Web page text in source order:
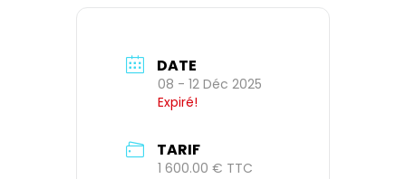
DATE
08 - 12 Déc 2025
Expiré!
TARIF
1 600.00 € TTC